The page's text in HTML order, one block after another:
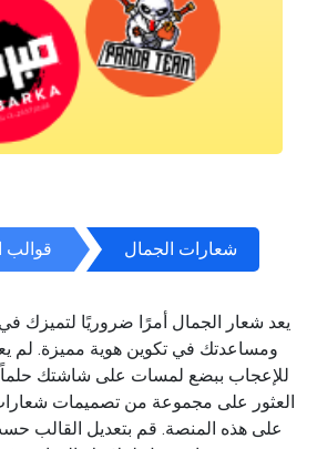
قوالب شعارات الجمال
يعد شعار الجمال أمرًا ضروريًا لتميزك
ومساعدتك في تكوين هوية مميزة. لم
للإعجاب ببضع لمسات على شاشتك حلماً
العثور على مجموعة من تصميمات شعارات
على هذه المنصة. قم بتعديل القالب